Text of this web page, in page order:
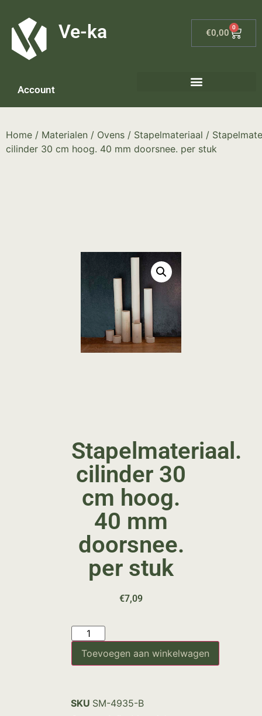
Ve-ka €0,00
0
Account
Home / Materialen / Ovens / Stapelmateriaal /
cilinder 30 cm hoog. 40 mm doorsnee. per stuk
Stapelmateriaal.
cilinder 30
cm hoog.
40 mm
doorsnee.
per stuk
€7,09
Toevoegen aan winkelwagen
SKU SM-4935-B